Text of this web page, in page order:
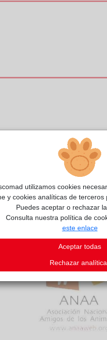
utilizamos cookies
y cookies analíticas de terceros
Puedes aceptar o rechazar
Consulta nuestra política de
este enlace
Aceptar todas
Rechazar